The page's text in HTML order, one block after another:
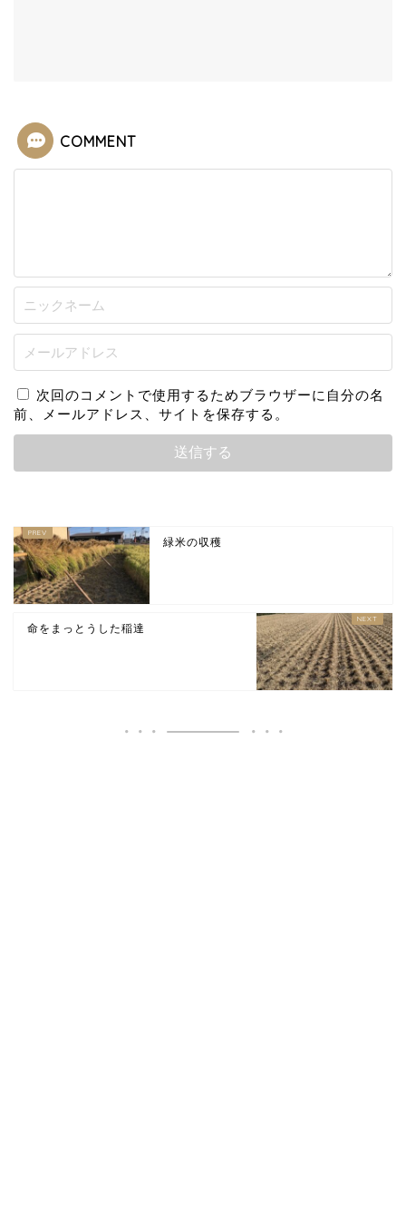
COMMENT
次回のコメントで使用するためブラウザーに自分の名
前、メールアドレス、サイトを保存する。
緑米の収穫
命をまっとうした稲達